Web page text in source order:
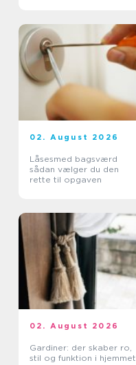
02. August 2026
Låsesmed bagsværd
sådan vælger du den
rette til opgaven
02. August 2026
Gardiner: der skaber ro,
stil og funktion i hjemmet